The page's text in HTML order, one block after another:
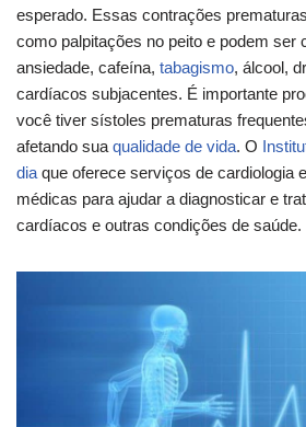
esperado. Essas contrações
como palpitações no peito e podem ser
ansiedade, cafeína, tabagismo, álcool,
cardíacos subjacentes. É importante
você tiver sístoles prematuras
afetando sua qualidade de vida. O
dia que oferece serviços de cardiologia
médicas para ajudar a diagnosticar e
cardíacos e outras condições de saúde.